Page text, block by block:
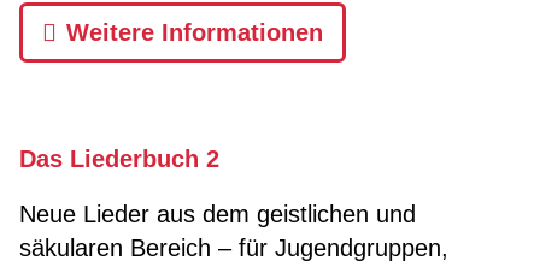
Weitere Informationen
Das Liederbuch 2
Neue Lieder aus dem geistlichen und
säkularen Bereich – für Jugendgruppen,